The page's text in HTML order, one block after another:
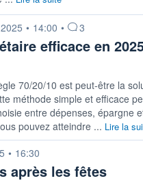
• 14:00 • 3
efficace en
70/20/10 est peut-être la
méthode simple et efficace
entre dépenses, épargne
pouvez atteindre ... Lire la
• 16:30
après les fêtes